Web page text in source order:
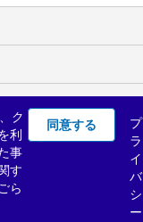
ク
利
事
す
ら
同意する
プ
ラ
イ
バ
シ
ー
reserved.